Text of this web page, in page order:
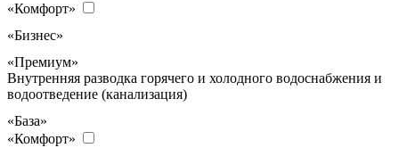
«Комфорт»
«Бизнес»
«Премиум»
Внутренняя разводка горячего и холодного водоснабжения и
водоотведение (канализация)
«База»
«Комфорт»